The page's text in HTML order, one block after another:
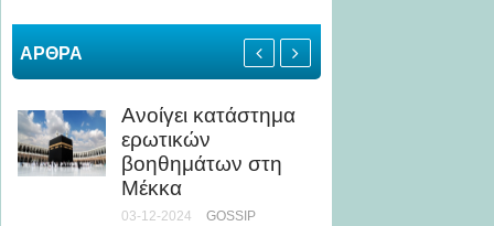
ΑΡΘΡΑ
Ανοίγει κατάστημα
ερωτικών
βοηθημάτων στη
Μέκκα
03-12-2024 GOSSIP